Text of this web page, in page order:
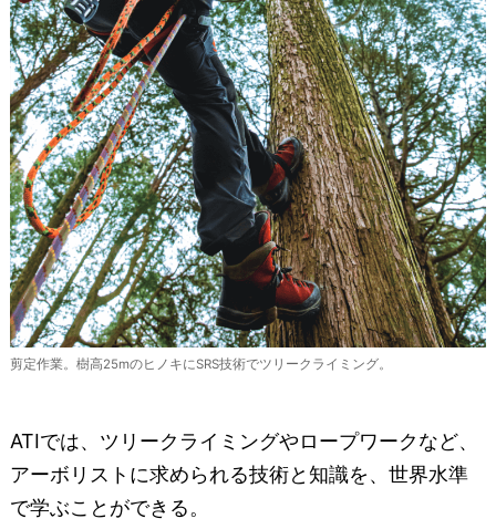
剪定作業。樹高25mのヒノキにSRS技術でツリークライミング。
ATIでは、ツリークライミングやロープワークなど、
アーボリストに求められる技術と知識を、世界水準
で学ぶことができる。